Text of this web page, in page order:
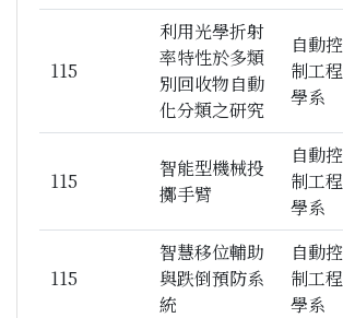
115
利用光學折射
率特性於多類
別回收物自動
化分類之研究
自動控
制工程
學系
115
智能型機械投
擲手臂
自動控
制工程
學系
115
智慧移位輔助
與跌倒預防系
統
自動控
制工程
學系